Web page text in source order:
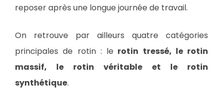
reposer après une longue journée de travail.
On retrouve par ailleurs quatre catégories
principales de rotin : le rotin tressé, le rotin
massif, le rotin véritable et le rotin
synthétique.